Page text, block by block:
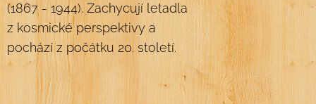
(1867 - 1944). Zachycují letadla
z kosmické perspektivy a
pochází z počátku 20. století.